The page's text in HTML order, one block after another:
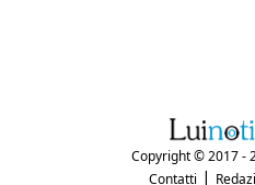
Copyright © 2017 -
Contatti |